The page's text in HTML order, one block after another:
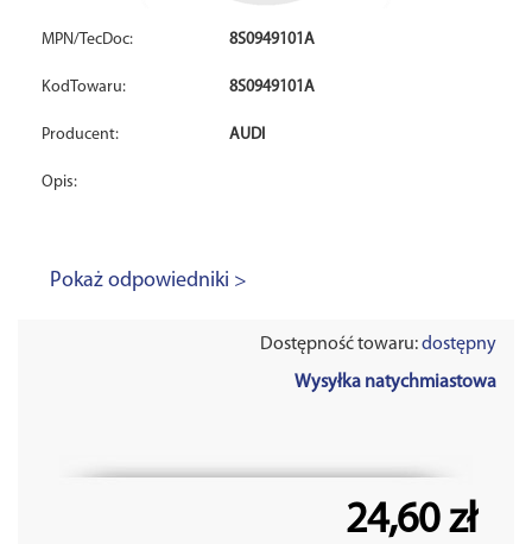
MPN/TecDoc: 8S0949101A
KodTowaru: 8S0949101A
Producent: AUDI
Opis:
Pokaż odpowiedniki >
Dostępność towaru:dostępny
Wysyłka natychmiastowa
24,60 zł